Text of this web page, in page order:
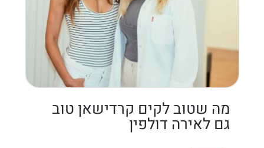
מה שטוב לקים קרדישאן טוב
גם לאירה דולפין